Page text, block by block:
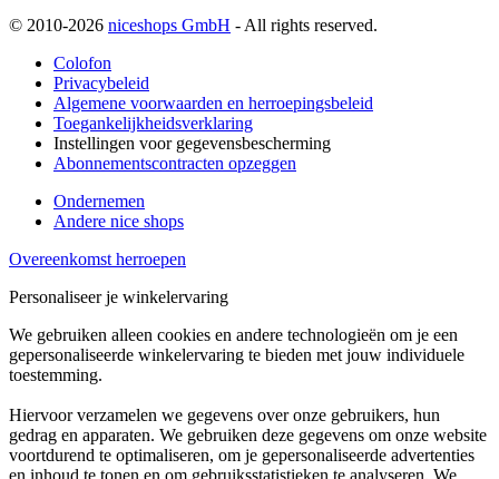
© 2010-2026 niceshops GmbH - All rights reserved.
Colofon
Privacybeleid
Algemene voorwaarden en herroepingsbeleid
Toegankelijkheidsverklaring
Instellingen voor gegevensbescherming
Abonnementscontracten opzeggen
Ondernemen
Andere nice shops
Overeenkomst herroepen
Personaliseer je winkelervaring
We gebruiken alleen cookies en andere technologieën om je een
gepersonaliseerde winkelervaring te bieden met jouw individuele
toestemming.
Hiervoor verzamelen we gegevens over onze gebruikers, hun
gedrag en apparaten. We gebruiken deze gegevens om onze website
voortdurend te optimaliseren, om je gepersonaliseerde advertenties
en inhoud te tonen en om gebruiksstatistieken te analyseren. We